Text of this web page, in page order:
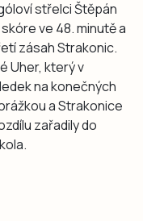
střelci Štěpán
ve 48. minutě a
zásah Strakonic.
Uher, který v
na konečných
a Strakonice
zařadily do